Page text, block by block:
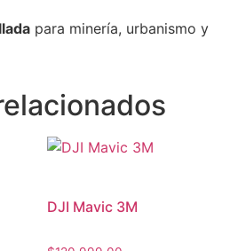
para minería, urbanismo y
DJI Mavic 3M